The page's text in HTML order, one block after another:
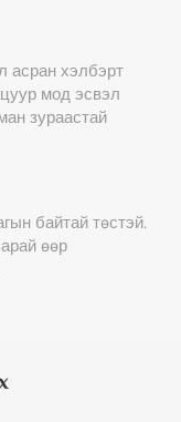
асран хэлбэрт
мод эсвэл
зураастай
байтай төстэй.
өөр